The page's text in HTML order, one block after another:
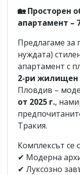
🏡 Просторен
апартамент –
Предлагаме за
нуждата)
апартамент с
2-ри жилищен
Пловдив –
от 2025 г.,
Тракия.
Комплексът се
✔ Модерна
✔ Луксозно